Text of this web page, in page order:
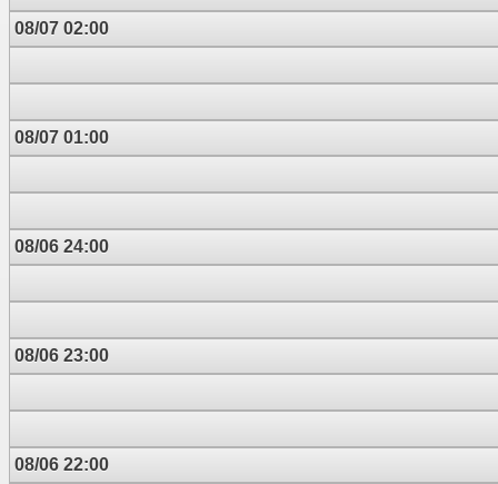
08/07 02:00
08/07 01:00
08/06 24:00
08/06 23:00
08/06 22:00